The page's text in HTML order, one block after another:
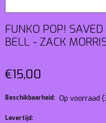
FUNKO POP!
BELL - ZACK
€15,00
Beschikbaarheid: Op voorraad
Levertijd: